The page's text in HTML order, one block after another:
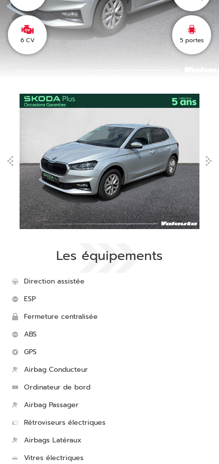
6 CV 5portes
Les équipements
Direction assistée
ESP
Fermeture centralisée
ABS
GPS
Airbag Conducteur
Ordinateur de bord
Airbag Passager
Rétroviseurs électriques
Airbags Latéraux
Vitres électriques